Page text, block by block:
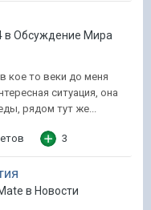
в Обсуждение Мира
кое то веки до меня
ситуация, она
рядом тут же...
3
в Новости